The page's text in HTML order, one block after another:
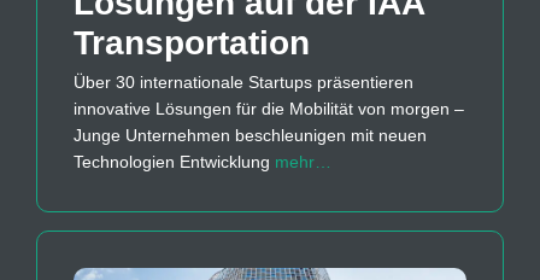
Transportation
Über 30 internationale Startups präsentieren
innovative Lösungen für die Mobilität von morgen –
Junge Unternehmen beschleunigen mit neuen
Technologien Entwicklung mehr…